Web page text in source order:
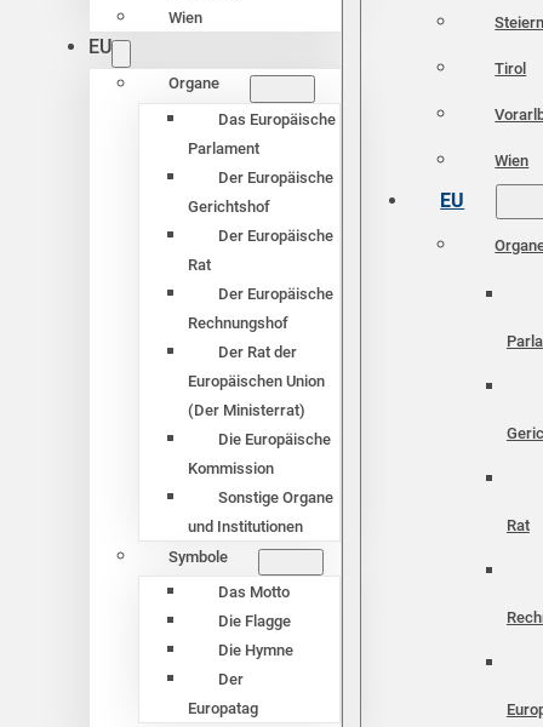
Wien
EU
Organe
Das Europäische
Parlament
Der Europäische
Gerichtshof
Der Europäische
Rat
Der Europäische
Rechnungshof
Der Rat der
Europäischen Union
(Der Ministerrat)
Die Europäische
Kommission
Sonstige Organe
und Institutionen
Symbole
Das Motto
Die Flagge
Die Hymne
Der
Europatag
Tirol
Wien
EU
Rat